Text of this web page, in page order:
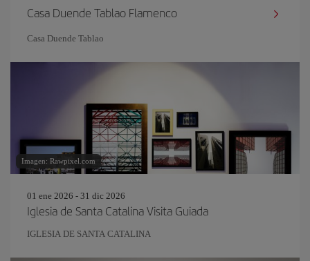
Casa Duende Tablao Flamenco
Casa Duende Tablao
Imagen: Rawpixel.com
01 ene 2026 - 31 dic 2026
Iglesia de Santa Catalina Visita Guiada
IGLESIA DE SANTA CATALINA